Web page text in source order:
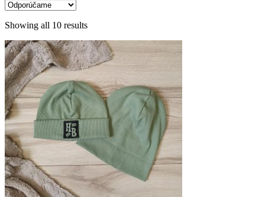
Showing all 10 results